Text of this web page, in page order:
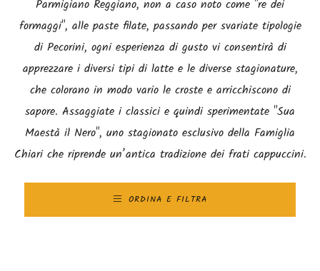
Parmigiano Reggiano, non a caso noto come "re dei
formaggi", alle paste filate, passando per svariate tipologie
di Pecorini, ogni esperienza di gusto vi consentirà di
apprezzare i diversi tipi di latte e le diverse stagionature,
che colorano in modo vario le croste e arricchiscono di
sapore. Assaggiate i classici e quindi sperimentate "Sua
Maestà il Nero", uno stagionato esclusivo della Famiglia
Chiari che riprende un’antica tradizione dei frati cappuccini.
ORDINA E FILTRA